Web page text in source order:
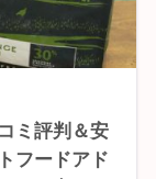
ミ評判＆安
フードアド